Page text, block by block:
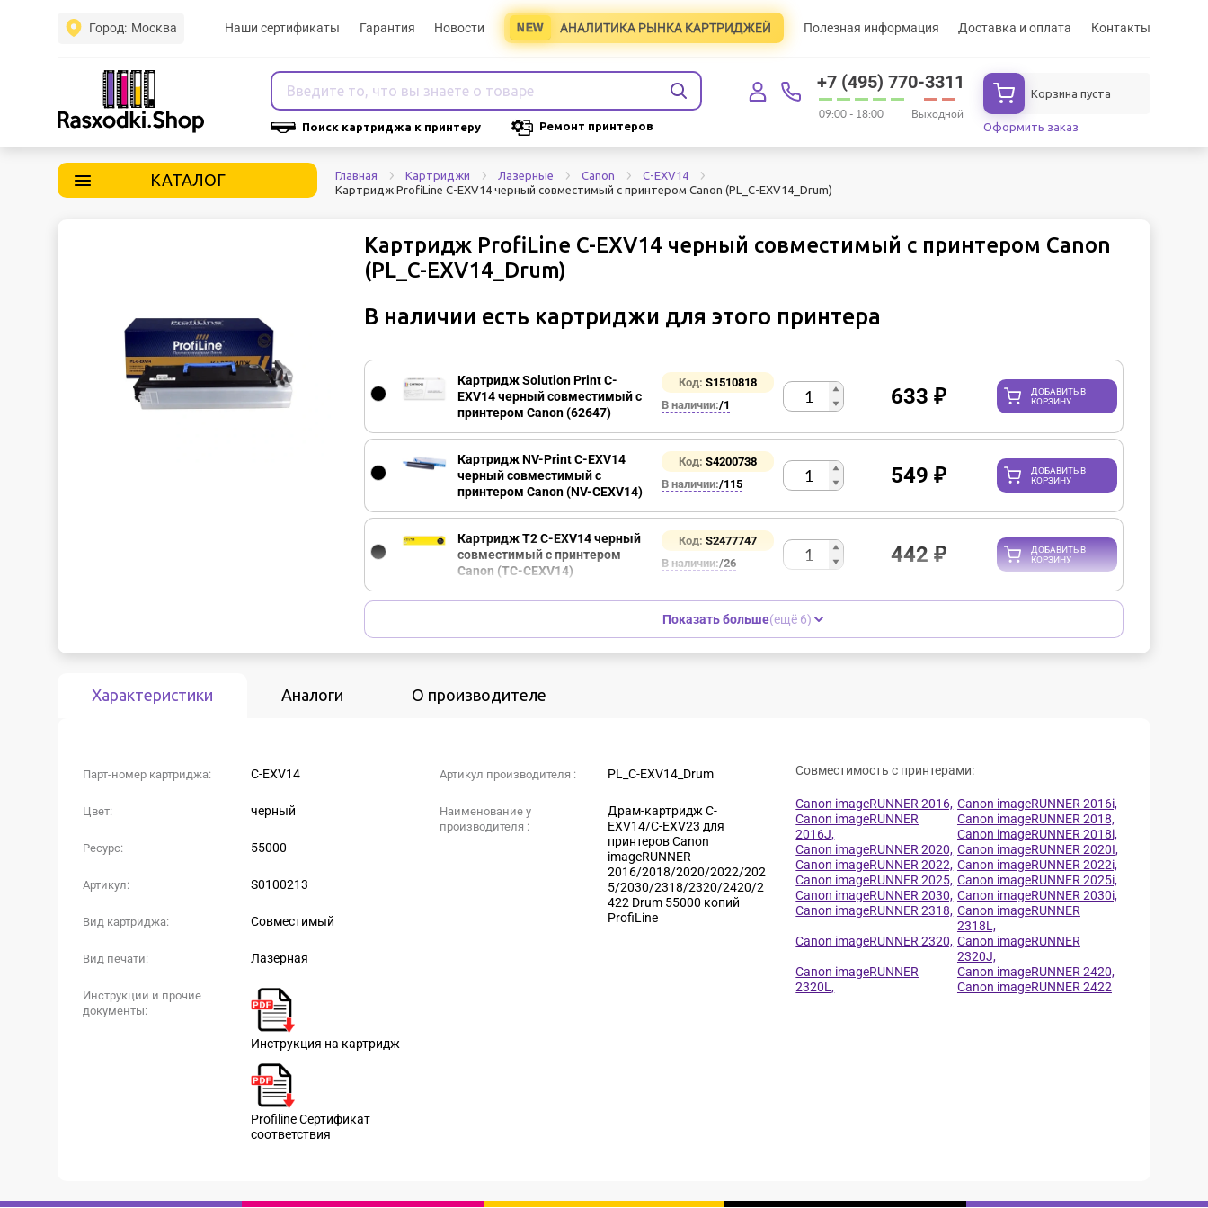
Город: Москва Наши сертификаты Гарантия Новости АНАЛИТИКА РЫНКА КАРТРИДЖЕЙ Полезная информация Доставка и оплата Контакты
Поиск картриджа к принтеру Ремонт принтеров
+7 (495) 770-3311
09:00 - 18:00 Выходной
Корзина пуста
Оформить заказ
КАТАЛОГ Главная Картриджи Лазерные Canon
C-EXV14
Картридж ProfiLine C-EXV14 черный совместимый с принтером Canon (PL_C-EXV14_Drum)
Картридж ProfiLine C-EXV14 черный совместимый с принтером Canon
(PL_C-EXV14_Drum)
В наличии есть картриджи для этого принтера
Картридж Solution Print C-
EXV14 черный совместимый с
принтером Canon (62647)
Код: S1510818
В наличии:/1 633₽
ДОБАВИТЬ В
КОРЗИНУ
Картридж NV-Print C-EXV14
черный совместимый с
принтером Canon (NV-CEXV14)
Код: S4200738
В наличии:/115 549₽
ДОБАВИТЬ В
КОРЗИНУ
Картридж T2 C-EXV14 черный
совместимый с принтером
Canon (TC-CEXV14)
Код: S2477747
В наличии:/26 442₽
ДОБАВИТЬ В
КОРЗИНУ
Показать больше(ещё 6)
Характеристики Аналоги О производителе
Парт-номер картриджа: C-EXV14
Цвет: черный
Ресурс: 55000
Артикул: S0100213
Вид картриджа: Совместимый
Вид печати: Лазерная
Инструкции и прочие
документы:
Инструкция на картридж
Profiline Сертификат
соответствия
Артикул производителя : PL_C-EXV14_Drum
Наименование у
производителя :
Драм-картридж C-
EXV14/C-EXV23 для
принтеров Canon
imageRUNNER
2016/2018/2020/2022/202
5/2030/2318/2320/2420/2
422 Drum 55000 копий
ProfiLine
Совместимость с принтерами:
Canon imageRUNNER 2016, Canon imageRUNNER 2016i,
Canon imageRUNNER
2016J,
Canon imageRUNNER 2018,
Canon imageRUNNER 2018i,
Canon imageRUNNER 2020, Canon imageRUNNER 2020I,
Canon imageRUNNER 2022, Canon imageRUNNER 2022i,
Canon imageRUNNER 2025, Canon imageRUNNER 2025i,
Canon imageRUNNER 2030, Canon imageRUNNER 2030i,
Canon imageRUNNER 2318, Canon imageRUNNER
2318L,
Canon imageRUNNER 2320, Canon imageRUNNER
2320J,
Canon imageRUNNER
2320L,
Canon imageRUNNER 2420,
Canon imageRUNNER 2422